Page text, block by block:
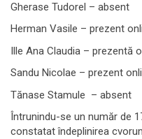
Gherase Tudorel – absent
Herman Vasile – prezent
Ille Ana Claudia – prezentă
Sandu Nicolae – prezent
Tănase Stamule – absent
Întrunindu-se un număr de
constatat îndeplinirea